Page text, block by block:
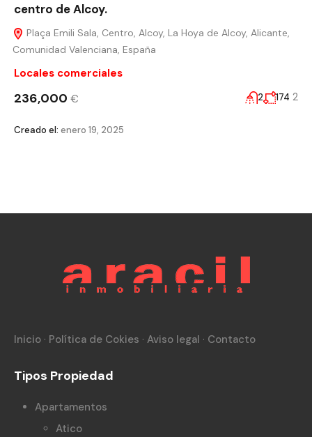
centro de Alcoy.
Plaça Emili Sala, Centro, Alcoy, La Hoya de Alcoy, Alicante,
Comunidad Valenciana, España
Locales comerciales
236,000 € 2 174 2
Creado el: enero 19, 2025
Inicio · Política de Cokies · Aviso legal · Contacto
Tipos Propiedad
Apartamentos
Atico